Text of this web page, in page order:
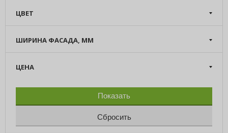
ЦВЕТ
ШИРИНА ФАСАДА, ММ
ЦЕНА
Показать
Сбросить